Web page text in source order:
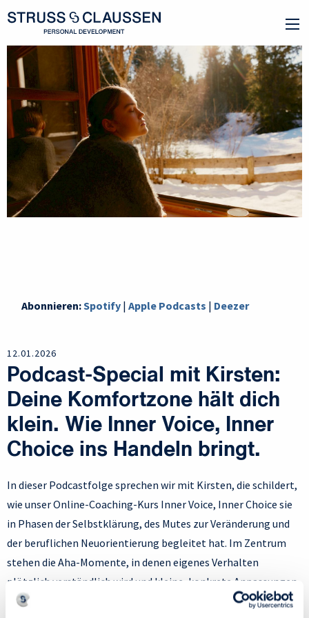
Abonnieren:Spotify |Apple Podcasts | Deezer
12.01.2026
Podcast-Special mit Kirsten:
Deine Komfortzone hält dich
klein. Wie Inner Voice, Inner
Choice ins Handeln bringt.
In dieser Podcastfolge sprechen wir mit Kirsten, die schildert,
wie unser Online-Coaching-Kurs Inner Voice, Inner Choice sie
in Phasen der Selbstklärung, des Mutes zur Veränderung und
der beruflichen Neuorientierung begleitet hat. Im Zentrum
stehen die Aha-Momente, in denen eigenes Verhalten
plötzlich verständlich wird und kleine, konkrete Anpassungen
eine große innere Bewegung auslösen. Thematisiert wird